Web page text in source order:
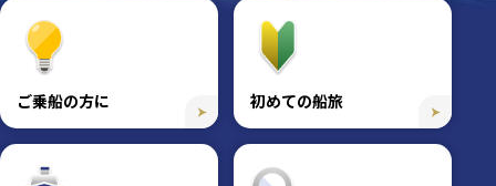
ご乗船のかたに
方に 初めての船旅